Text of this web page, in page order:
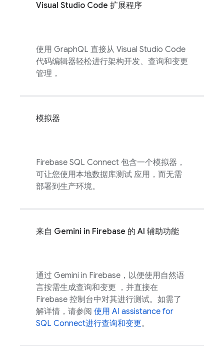
Visual Studio Code 扩展程序
使用 GraphQL 直接从 Visual Studio Code
代码编辑器轻松进行架构开发、查询和变更
管理，
模拟器
Firebase SQL Connect 包含一个模拟器，
可让您使用本地数据库测试 应用，而无需
部署到生产环境。
来自 Gemini in Firebase 的 AI 辅助功能
通过 Gemini in Firebase ，以便使用自然语
言按需生成查询和变更 ，并直接在
Firebase 控制台中对其进行测试。如需了
解详情，请参阅 使用 AI assistance for
SQL Connect进行查询和变更。